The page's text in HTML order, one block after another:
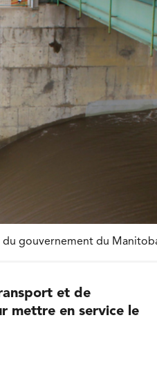
gouvernement du
et de
mettre en service le